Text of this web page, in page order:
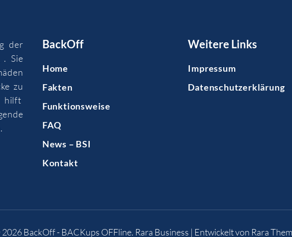
der
. Sie
zu
BackOff
Home
Fakten
Funktionsweise
FAQ
News – BSI
Kontakt
Weitere Links
Impressum
Datenschutzerklärung
BackOff - BACKups OFFline. Rara Business | Entwickelt von Rara